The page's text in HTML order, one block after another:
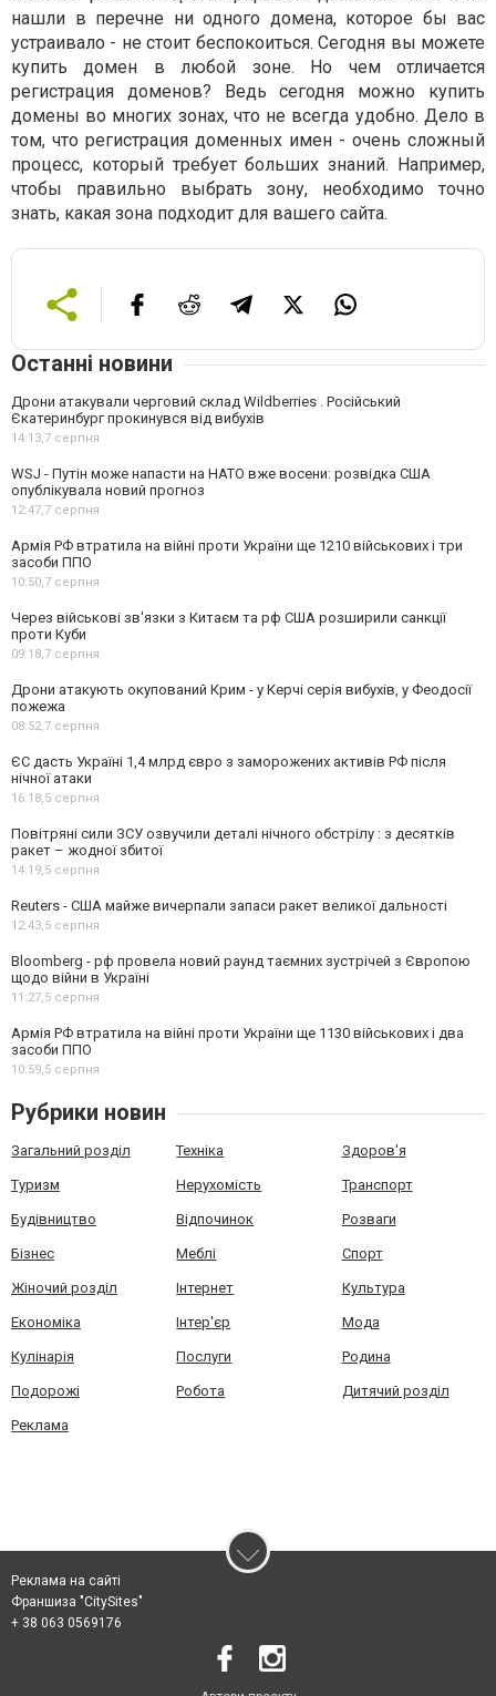
нашли в перечне ни одного домена, которое бы вас
устраивало - не стоит беспокоиться. Сегодня вы можете
купить домен в любой зоне. Но чем отличается
регистрация доменов? Ведь сегодня можно купить
домены во многих зонах, что не всегда удобно. Дело в
том, что регистрация доменных имен - очень сложный
процесс, который требует больших знаний. Например,
чтобы правильно выбрать зону, необходимо точно
знать, какая зона подходит для вашего сайта.
Останні новини
Дрони атакували черговий склад Wildberries . Російський
Єкатеринбург прокинувся від вибухів
14:13,7 серпня
WSJ - Путін може напасти на НАТО вже восени: розвідка США
опублікувала новий прогноз
12:47,7 серпня
Армія РФ втратила на війні проти України ще 1210 військових і три
засоби ППО
10:50,7 серпня
Через військові зв'язки з Китаєм та рф США розширили санкції
проти Куби
09:18,7 серпня
Дрони атакують окупований Крим - у Керчі серія вибухів, у Феодосії
пожежа
08:52,7 серпня
ЄС дасть Україні 1,4 млрд євро з заморожених активів РФ після
нічної атаки
16:18,5 серпня
Повітряні сили ЗСУ озвучили деталі нічного обстрілу : з десятків
ракет – жодної збитої
14:19,5 серпня
Reuters - США майже вичерпали запаси ракет великої дальності
12:43,5 серпня
Bloomberg - рф провела новий раунд таємних зустрічей з Європою
щодо війни в Україні
11:27,5 серпня
Армія РФ втратила на війні проти України ще 1130 військових і два
засоби ППО
10:59,5 серпня
Рубрики новин
Загальний розділ Техніка Здоров'я
Туризм Нерухомість Транспорт
Будівництво Відпочинок Розваги
Бізнес Меблі Спорт
Жіночий розділ Інтернет Культура
Економіка Інтер'єр Мода
Кулінарія Послуги Родина
Подорожі Робота Дитячий розділ
Реклама
Реклама на сайті
Франшиза "CitySites"
+ 38 063 0569176